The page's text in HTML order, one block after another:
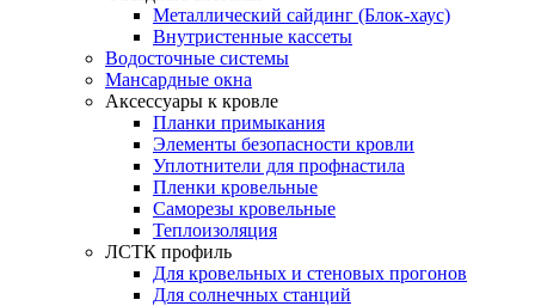
Металлический сайдинг (Блок-хаус)
Внутристенные кассеты
Водосточные системы
Мансардные окна
Аксессуары к кровле
Планки примыкания
Элементы безопасности кровли
Уплотнители для профнастила
Пленки кровельные
Саморезы кровельные
Теплоизоляция
ЛСТК профиль
Для кровельных и стеновых прогонов
Для солнечных станций